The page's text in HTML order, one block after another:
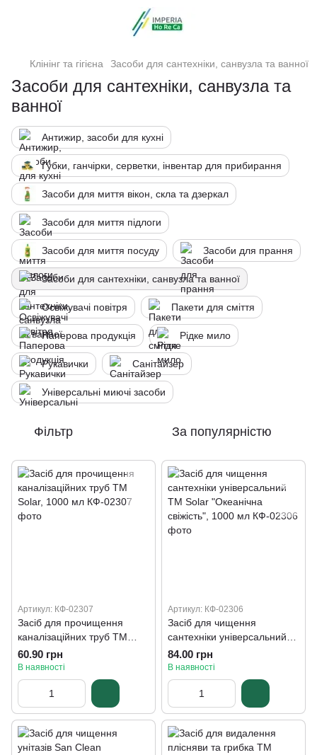
Клінінг та гігієна Засоби для сантехніки, санвузла та ванної
Засоби для сантехніки, санвузла та
ванної
Антижир, засоби для кухні
Губки, ганчірки, серветки, інвентар для прибирання
Засоби для миття вікон, скла та дзеркал
Засоби для миття підлоги
Засоби для миття посуду Засоби для прання
Засоби для сантехніки, санвузла та ванної
Освіжувачі повітря Пакети для сміття
Паперова продукція Рідке мило
Рукавички Санітайзер
Універсальні миючі засоби
Фільтр За популярністю
Артикул: КФ-02307
Засіб для прочищення
каналізаційних труб ТМ
Solar, 1000 мл
60.90 грн
В наявності
Артикул: КФ-02306
Засіб для чищення
сантехніки універсальний
ТМ Solar "Океанічна
свіжість", 1000 мл
84.00 грн
В наявності